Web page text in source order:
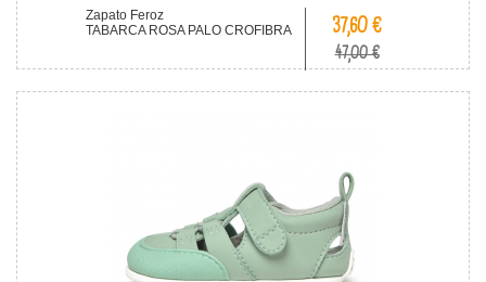
Zapato Feroz
TABARCA ROSA PALO CROFIBRA
37,60 €
47,00 €